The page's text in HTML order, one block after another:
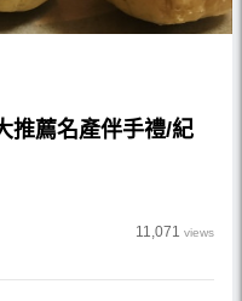
推薦名產伴手禮/紀
11,071 views